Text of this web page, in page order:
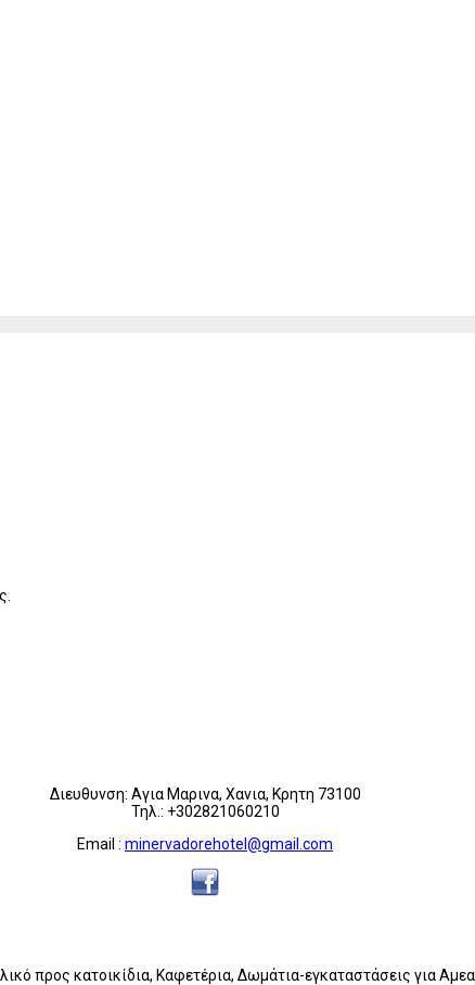
Διευθυνση: Αγια Μαρινα, Χανια, Κρητη 73100
Τηλ.: +302821060210
Email : minervadorehotel@gmail.com
προς κατοικίδια, Καφετέρια, Δωμάτια-εγκαταστάσεις για